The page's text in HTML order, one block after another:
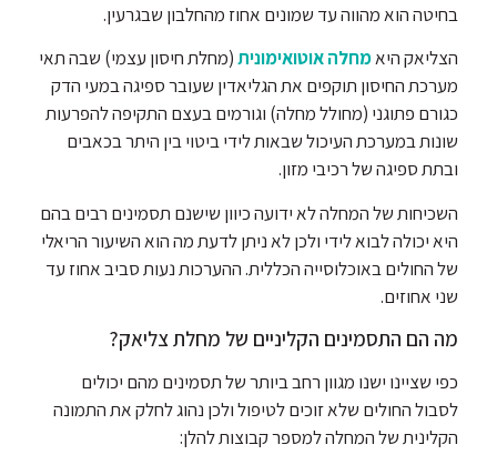
בחיטה הוא מהווה עד שמונים אחוז מהחלבון שבגרעין.
הצליאק היאמחלה אוטואימונית(מחלת חיסון עצמי) שבה תאי
מערכת החיסון תוקפים את הגליאדין שעובר ספיגה במעי הדק
כגורם פתוגני (מחולל מחלה) וגורמים בעצם התקיפה להפרעות
שונות במערכת העיכול שבאות לידי ביטוי בין היתר בכאבים
ובתת ספיגה של רכיבי מזון.
השכיחות של המחלה לא ידועה כיוון שישנם תסמינים רבים בהם
היא יכולה לבוא לידי ולכן לא ניתן לדעת מה הוא השיעור הריאלי
של החולים באוכלוסייה הכללית. ההערכות נעות סביב אחוז עד
שני אחוזים.
מה הם התסמינים הקליניים של מחלת צליאק?
כפי שציינו ישנו מגוון רחב ביותר של תסמינים מהם יכולים
לסבול החולים שלא זוכים לטיפול ולכן נהוג לחלק את התמונה
הקלינית של המחלה למספר קבוצות להלן: